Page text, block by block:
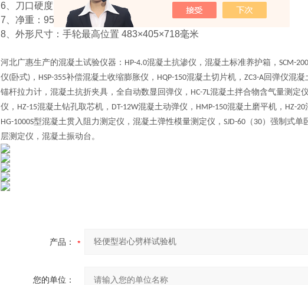
6、刀口硬度：Rc40-45
7、净重：95公斤
8、外形尺寸：手轮最高位置 483×405×718毫米
河北广惠生产的混凝土试验仪器： HP-4.0混凝土抗渗仪，混凝土标准养护箱， SCM-200
仪(卧式) ， HSP-355补偿混凝土收缩膨胀仪， HQP-150混凝土切片机， ZC3-A回弹仪混凝
锚杆拉力计，混凝土抗折夹具，全自动数显回弹仪， HC-7L混凝土拌合物含气量测定
仪， HZ-15混凝土钻孔取芯机， DT-12W混凝土动弹仪， HMP-150混凝土磨平机， HZ-20
HG-1000S型混凝土贯入阻力测定仪，混凝土弹性模量测定仪， SJD-60 （ 30）强制式单
层测定仪，混凝土振动台。
产品：
您的单位：